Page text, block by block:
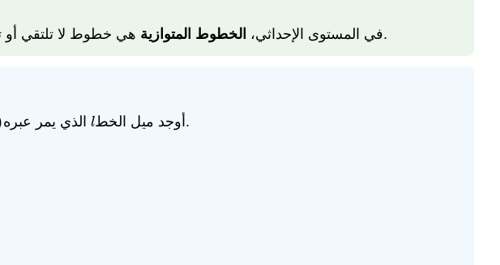
في المستوى الإحداثي، الخطوط المتوازية هي خطوط لا تلتقي أو .
أوجد ميل الخطl
l الذي يمر عبره
. حدد ما إذا كانت الخطوط متوازية.